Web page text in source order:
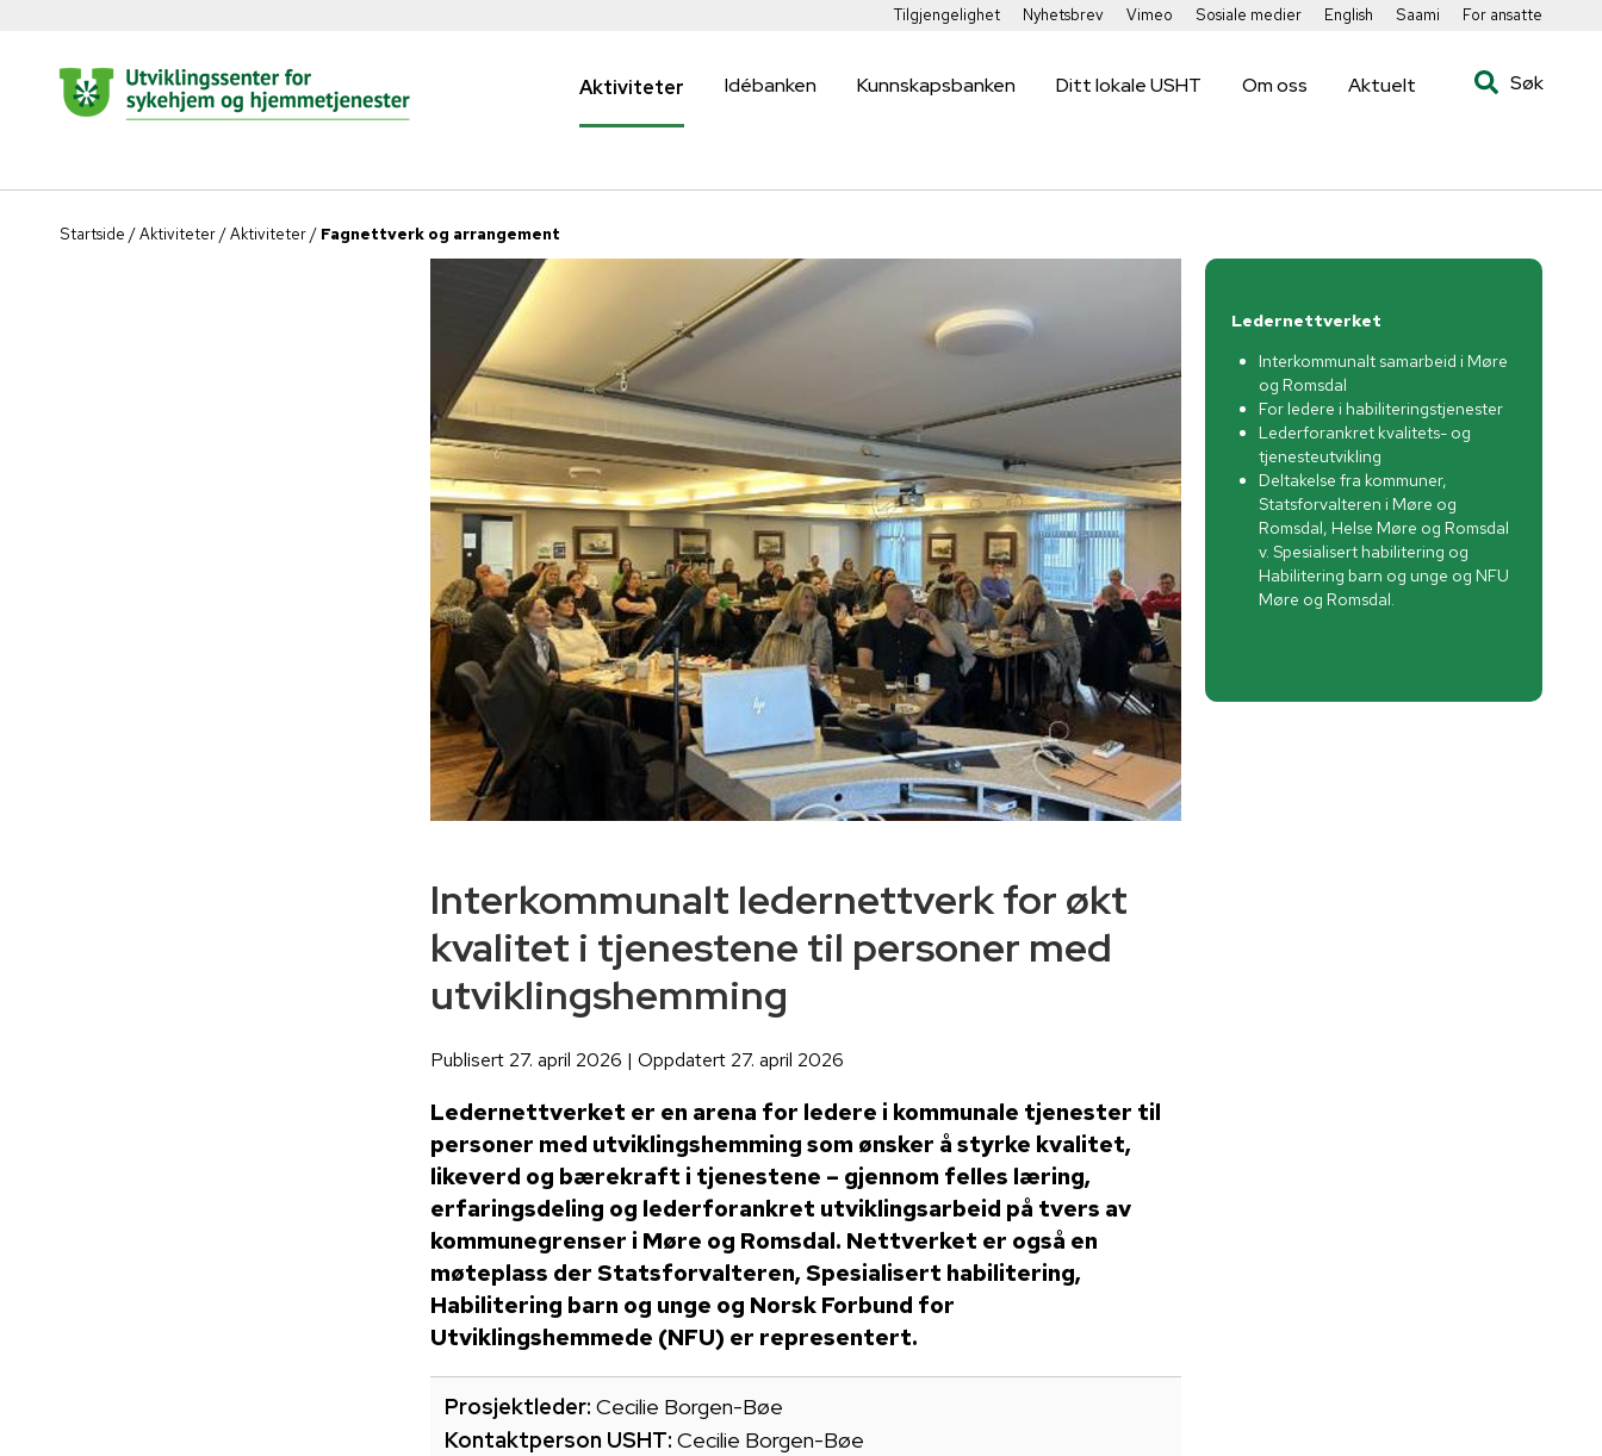
Tilgjengelighet Nyhetsbrev Vimeo Sosiale medier English Saami For ansatte
Aktiviteter Idébanken Kunnskapsbanken Ditt lokale USHT Om oss Aktuelt Søk
Startside /Aktiviteter/Aktiviteter/ Fagnettverk og arrangement
Interkommunalt ledernettverk for økt
kvalitet i tjenestene til personer med
utviklingshemming
Publisert 27. april 2026 | Oppdatert 27. april 2026
Ledernettverket er en arena for ledere i kommunale tjenester til
personer med utviklingshemming som ønsker å styrke kvalitet,
likeverd og bærekraft i tjenestene – gjennom felles læring,
erfaringsdeling og lederforankret utviklingsarbeid på tvers av
kommunegrenser i Møre og Romsdal. Nettverket er også en
møteplass der Statsforvalteren, Spesialisert habilitering,
Habilitering barn og unge og Norsk Forbund for
Utviklingshemmede (NFU) er representert.
Prosjektleder: Cecilie Borgen-Bøe
Kontaktperson USHT: Cecilie Borgen-Bøe
Ledernettverket
Interkommunalt samarbeid i Møre
og Romsdal
For ledere i habiliteringstjenester
Lederforankret kvalitets- og
tjenesteutvikling
Deltakelse fra kommuner,
Statsforvalteren i Møre og
Romsdal, Helse Møre og Romsdal
v. Spesialisert habilitering og
Habilitering barn og unge og NFU
Møre og Romsdal.